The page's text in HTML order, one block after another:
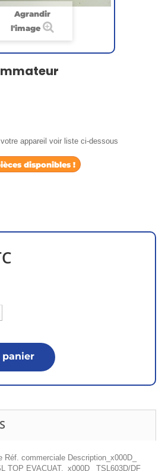
Agrandir
l'image
appareil voir liste ci-dessous
disponibles !
panier
Réf. commerciale Description_x000D_
TOP EVACUAT._x000D_ TSL603D/DF